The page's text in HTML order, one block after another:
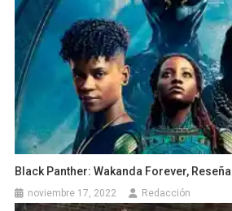
Black Panther: Wakanda Forever, Reseña
noviembre 17, 2022 Redacción